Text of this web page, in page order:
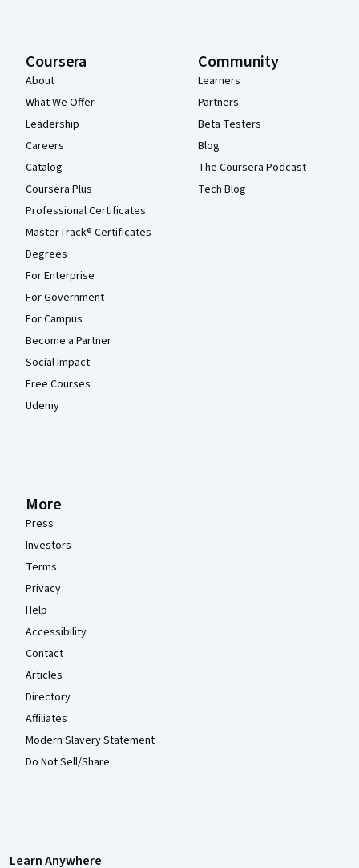
Coursera
About
What We Offer
Leadership
Careers
Catalog
Coursera Plus
Professional Certificates
MasterTrack® Certificates
Degrees
For Enterprise
For Government
For Campus
Become a Partner
Social Impact
Free Courses
Udemy
Community
Learners
Partners
Beta Testers
Blog
The Coursera Podcast
Tech Blog
More
Press
Investors
Terms
Privacy
Help
Accessibility
Contact
Articles
Directory
Affiliates
Modern Slavery Statement
Do Not Sell/Share
Learn Anywhere